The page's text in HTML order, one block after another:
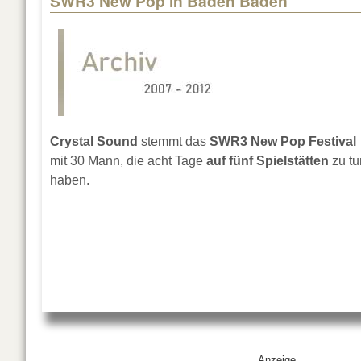
Crystal Sound stemmt das SWR3 New Pop Festival
mit 30 Mann, die acht Tage auf fünf Spielstätten zu
haben.